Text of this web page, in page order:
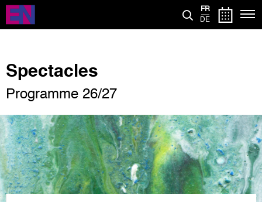
Aller
contenu
FR
DE
Spectacles
Programme 26/27